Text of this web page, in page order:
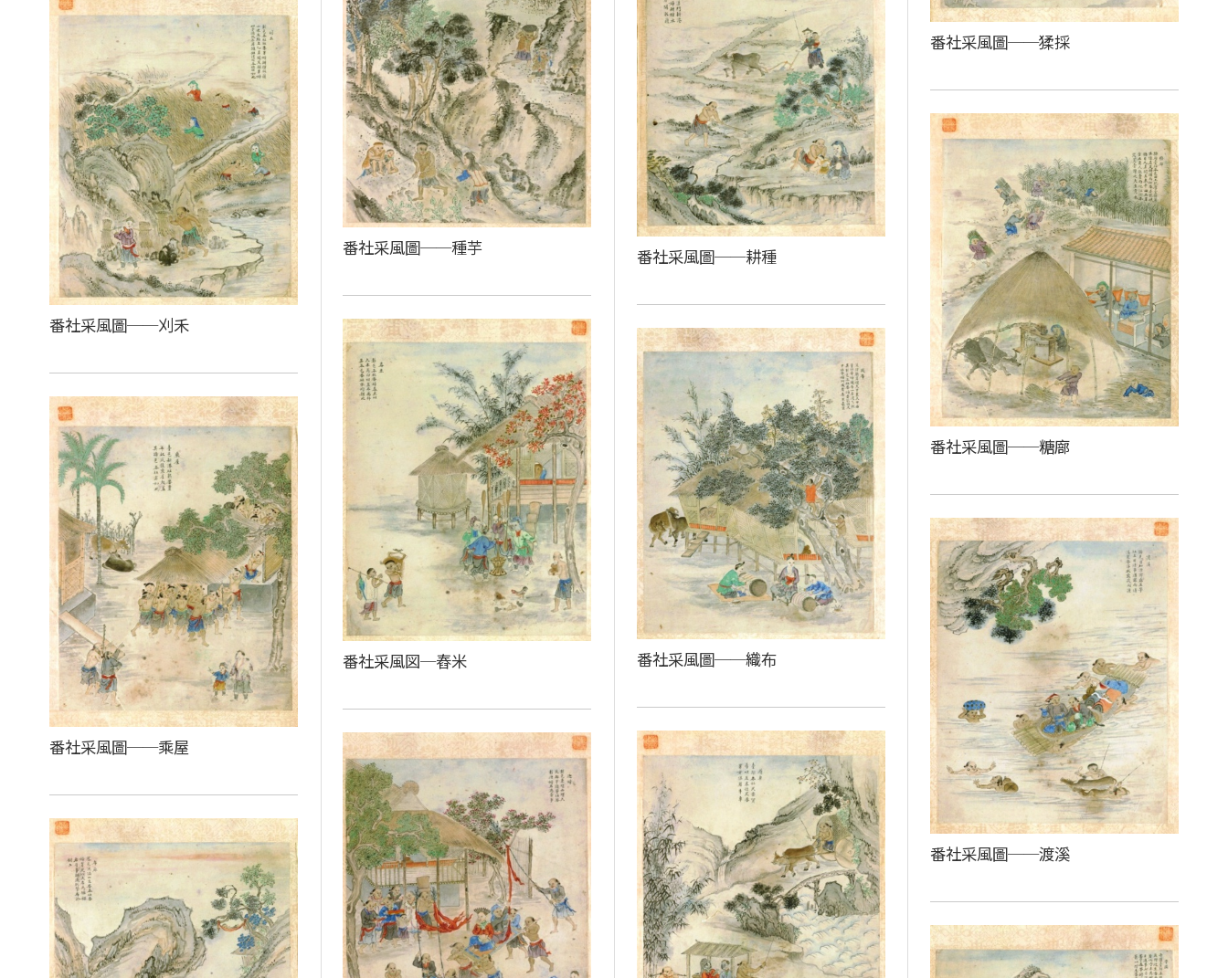
番社采風圖──猱採
番社采風圖──種芋 番社采風圖──耕種
番社采風圖──刈禾
番社采風圖──糖廍
番社采風図─舂米 番社采風圖──織布
番社采風圖──乘屋
番社采風圖──渡溪